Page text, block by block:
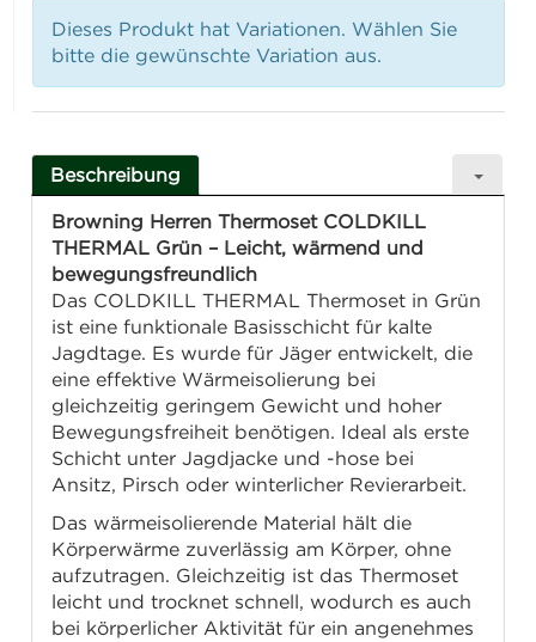
Dieses Produkt hat Variationen. Wählen Sie
bitte die gewünschte Variation aus.
Beschreibung
Browning Herren Thermoset COLDKILL
THERMAL Grün – Leicht, wärmend und
bewegungsfreundlich
Das COLDKILL THERMAL Thermoset in Grün
ist eine funktionale Basisschicht für kalte
Jagdtage. Es wurde für Jäger entwickelt, die
eine effektive Wärmeisolierung bei
gleichzeitig geringem Gewicht und hoher
Bewegungsfreiheit benötigen. Ideal als erste
Schicht unter Jagdjacke und -hose bei
Ansitz, Pirsch oder winterlicher Revierarbeit.
Das wärmeisolierende Material hält die
Körperwärme zuverlässig am Körper, ohne
aufzutragen. Gleichzeitig ist das Thermoset
leicht und trocknet schnell, wodurch es auch
bei körperlicher Aktivität für ein angenehmes